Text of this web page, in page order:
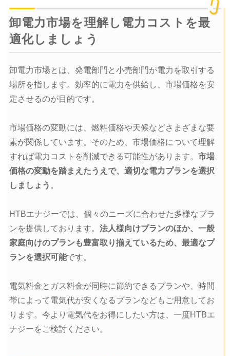
卸電力市場を理解し電力コストを最
適化しましょう
卸電力市場とは、発電部門と小売部門が電力を取引する
場所を指します。効率的に電力を供給し、市場価格を安
定させるのが目的です。
市場価格の変動には、燃料価格や天候などさまざまな要
素が関係しています。そのため、市場価格について理解
すれば電力コストを削減できる可能性があります。 市場
価格の変動を踏まえたうえで、適切な電力プランを選択
しましょう 。
HTBエナジーでは、個々のニーズに合わせた多様なプラ
ンを提供しております。 法人様向けプランのほか、一般
家庭向けのプランも豊富取り揃えているため、最適なプ
ランを選択可能です。
電気料金とガス料金が同時に節約できるプランや、時間
帯によって電気代が安くなるプランなどもご用意してお
ります。今より電気代をお得にしたい方は、一度HTBエ
ナジーをご検討ください。